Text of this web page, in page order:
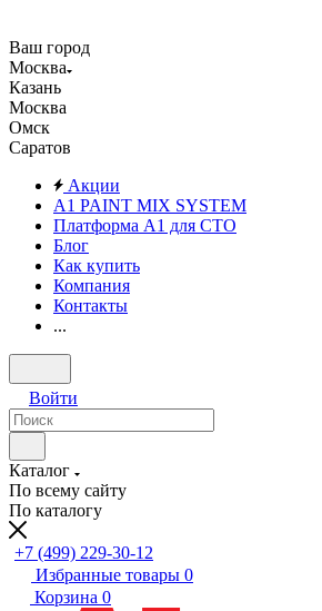
Ваш город
Москва
Казань
Москва
Омск
Саратов
Акции
A1 PAINT MIX SYSTEM
Платформа А1 для СТО
Блог
Как купить
Компания
Контакты
...
Войти
Каталог
По всему сайту
По каталогу
+7 (499) 229-30-12
Избранные товары 0
Корзина 0